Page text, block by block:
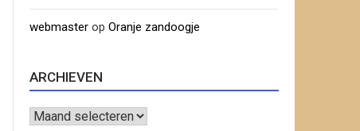
webmaster op Oranje zandoogje
ARCHIEVEN
Archieven